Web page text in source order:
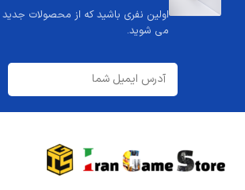
اولین نفری باشید که از محصولات
می شوید.